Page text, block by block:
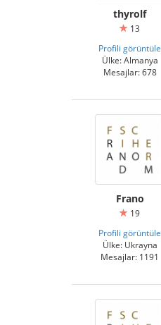
thyrolf
13
Profili görüntüle
Ülke: Almanya
Mesajlar: 678
Frano
19
Profili görüntüle
Ülke: Ukrayna
Mesajlar: 1191